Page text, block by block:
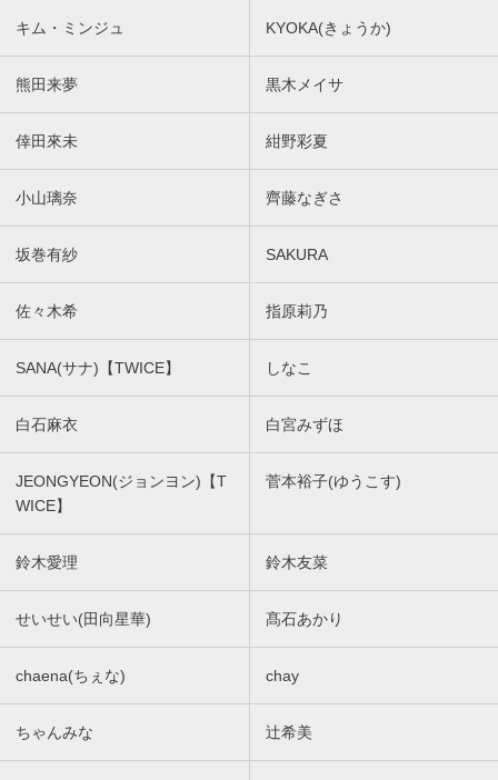
キム・ミンジュ KYOKA(きょうか)
熊田来夢 黒木メイサ
倖田來未 紺野彩夏
小山璃奈 齊藤なぎさ
坂巻有紗 SAKURA
佐々木希 指原莉乃
SANA(サナ)【TWICE】 しなこ
白石麻衣 白宮みずほ
JEONGYEON(ジョンヨン)【T
WICE】
菅本裕子(ゆうこす)
鈴木愛理 鈴木友菜
せいせい(田向星華) 髙石あかり
chaena(ちぇな) chay
ちゃんみな 辻希美